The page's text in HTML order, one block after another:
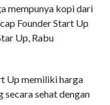
mempunya kopi dari
Founder Start Up
Up, Rabu
Up memiliki harga
sehat dengan